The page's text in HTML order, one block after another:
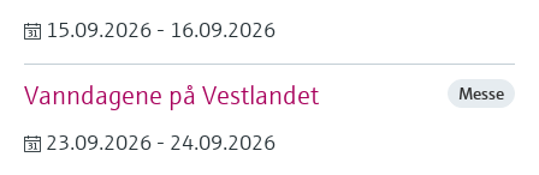
15.09.2026 - 16.09.2026
Vanndagene på Vestlandet Messe
23.09.2026 - 24.09.2026